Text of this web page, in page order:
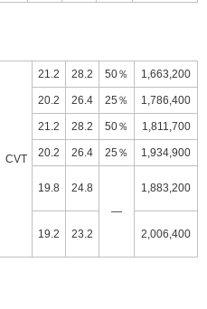
CVT
21.2 28.2 50％ 1,663,200
20.2 26.4 25％ 1,786,400
21.2 28.2 50％ 1,811,700
20.2 26.4 25％ 1,934,900
19.8
24.8
―
1,883,200
19.2 23.2 2,006,400